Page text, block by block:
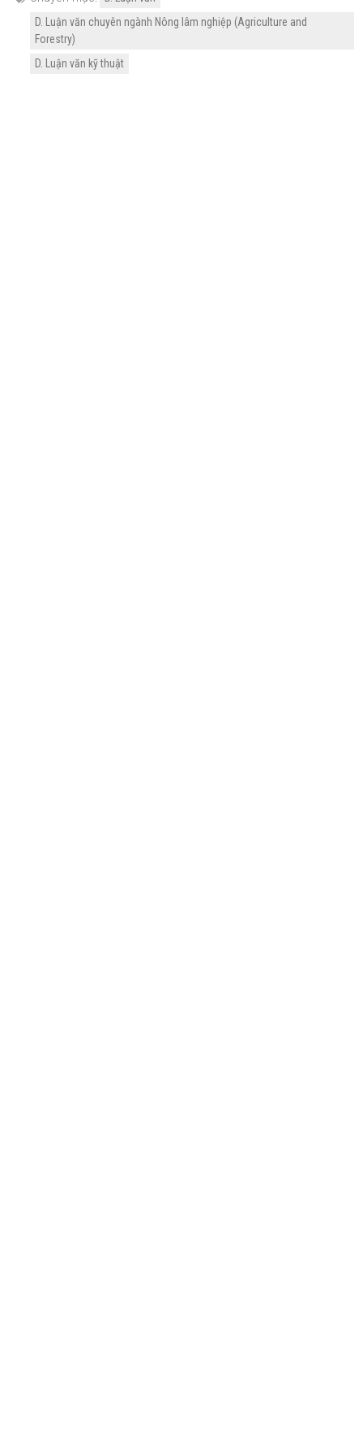
D. Luận văn chuyên ngành Nông lâm nghiệp (Agriculture and
Forestry)
D. Luận văn kỹ thuật